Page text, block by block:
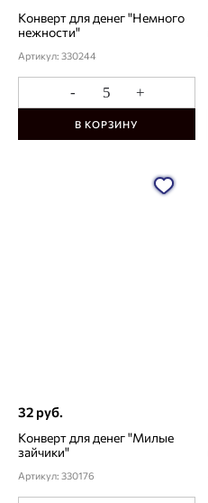
Конверт для денег "Немного
нежности"
Артикул: 330244
- +
В КОРЗИНУ
32 руб.
Конверт для денег "Милые
зайчики"
Артикул: 330176